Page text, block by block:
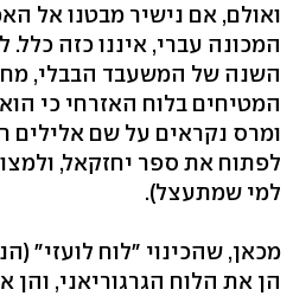
ואולם, אם נישיר מבטנו אל
המכונה עברי, איננו כזה כלל.
השנה של המשעבד הבבלי,
המטיחים בלוח האזרחי כי
ומרס נקראים על שם אלילים
לפתוח את ספר יחזקאל,
למי שמתעצל).
מכאן, שהכינוי "לוח לועזי"
הן את הלוח הגרגוריאני,